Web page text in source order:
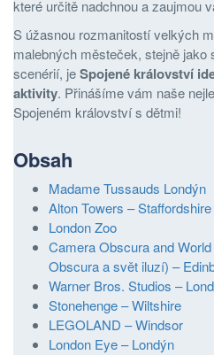
které určitě nadchnou a zaujmou
S úžasnou rozmanitostí velkých
malebných městeček, stejně
scenérií, jeSpojené království
aktivity. Přinášíme vám naše
Spojeném království s dětmi!
Obsah
Madame Tussauds Londýn
Alton Towers – Staffordshire
London Zoo
Camera Obscura and
Obscura a svět iluzí) –
Warner Bros. Studios –
Stonehenge – Wiltshire
LEGOLAND – Windsor
London Eye – Londýn